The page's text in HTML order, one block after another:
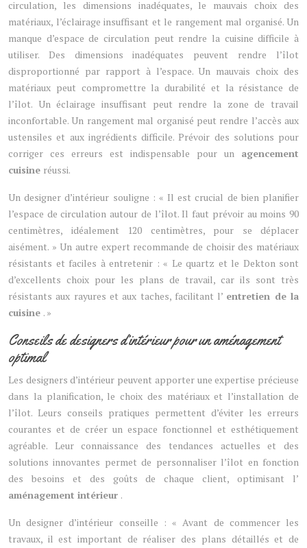
circulation, les dimensions inadéquates, le mauvais choix des
matériaux, l’éclairage insuffisant et le rangement mal organisé. Un
manque d’espace de circulation peut rendre la cuisine difficile à
utiliser. Des dimensions inadéquates peuvent rendre l’îlot
disproportionné par rapport à l’espace. Un mauvais choix des
matériaux peut compromettre la durabilité et la résistance de
l’îlot. Un éclairage insuffisant peut rendre la zone de travail
inconfortable. Un rangement mal organisé peut rendre l’accès aux
ustensiles et aux ingrédients difficile. Prévoir des solutions pour
corriger ces erreurs est indispensable pour un agencement
cuisine réussi.
Un designer d’intérieur souligne : « Il est crucial de bien planifier
l’espace de circulation autour de l’îlot. Il faut prévoir au moins 90
centimètres, idéalement 120 centimètres, pour se déplacer
aisément. » Un autre expert recommande de choisir des matériaux
résistants et faciles à entretenir : « Le quartz et le Dekton sont
d’excellents choix pour les plans de travail, car ils sont très
résistants aux rayures et aux taches, facilitant l’ entretien de la
cuisine . »
Conseils de designers d’intérieur pour un aménagement
optimal
Les designers d’intérieur peuvent apporter une expertise précieuse
dans la planification, le choix des matériaux et l’installation de
l’îlot. Leurs conseils pratiques permettent d’éviter les erreurs
courantes et de créer un espace fonctionnel et esthétiquement
agréable. Leur connaissance des tendances actuelles et des
solutions innovantes permet de personnaliser l’îlot en fonction
des besoins et des goûts de chaque client, optimisant l’
aménagement intérieur .
Un designer d’intérieur conseille : « Avant de commencer les
travaux, il est important de réaliser des plans détaillés et de